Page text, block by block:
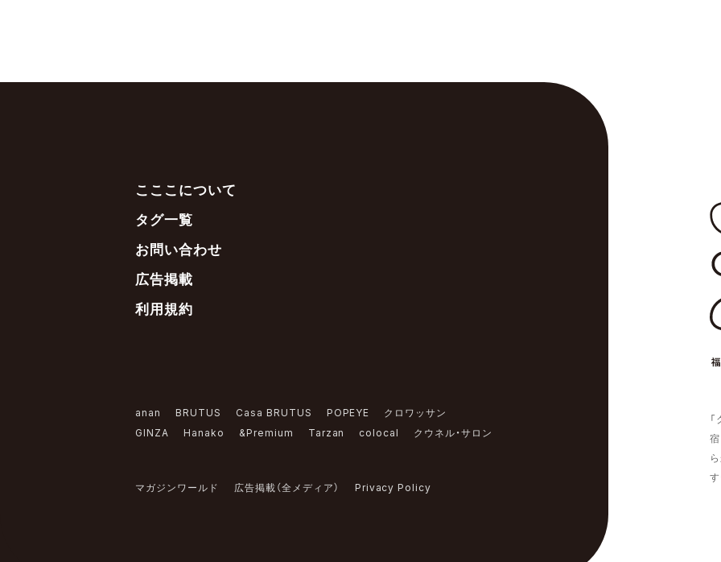
こここについて
タグ一覧
お問い合わせ
広告掲載
利用規約
anan BRUTUS Casa BRUTUS POPEYE
クロワッサン
GINZA
Hanako &Premium Tarzan colocal クウネル・サロン
マガジンワールド 広告掲載（全メディア） Privacy Policy